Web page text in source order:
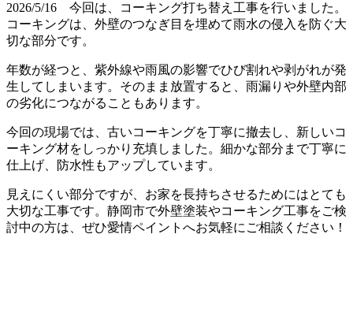
2026/5/16 今回は、コーキング打ち替え工事を行いました。
コーキングは、外壁のつなぎ目を埋めて雨水の侵入を防ぐ大
切な部分です。
年数が経つと、紫外線や雨風の影響でひび割れや剥がれが発
生してしまいます。そのまま放置すると、雨漏りや外壁内部
の劣化につながることもあります。
今回の現場では、古いコーキングを丁寧に撤去し、新しいコ
ーキング材をしっかり充填しました。細かな部分まで丁寧に
仕上げ、防水性もアップしています。
見えにくい部分ですが、お家を長持ちさせるためにはとても
大切な工事です。静岡市で外壁塗装やコーキング工事をご検
討中の方は、ぜひ愛情ペイントへお気軽にご相談ください！